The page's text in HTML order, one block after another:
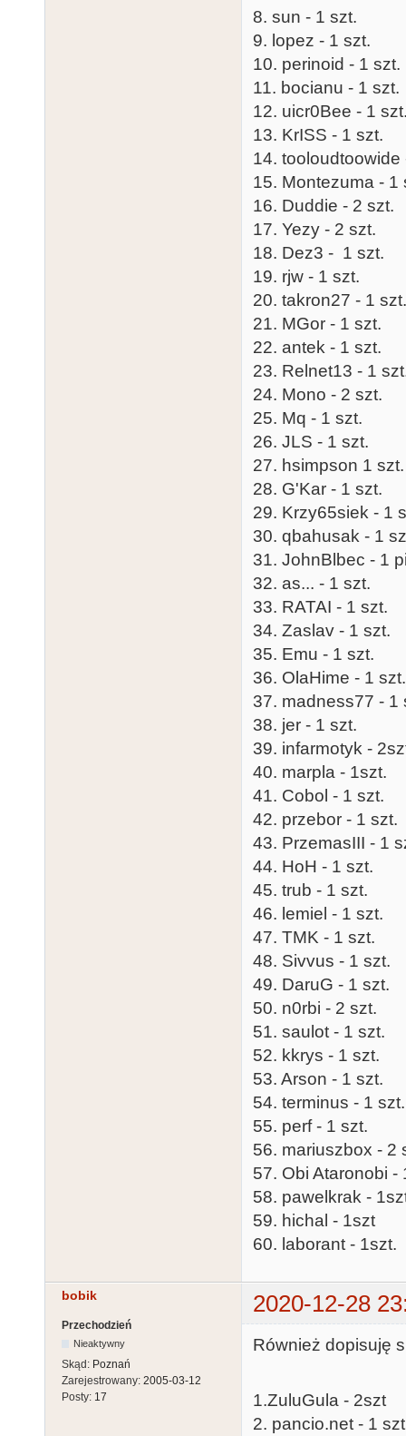
8. sun - 1 szt.
9. lopez - 1 szt.
10. perinoid - 1 szt.
11. bocianu - 1 szt.
12. uicr0Bee - 1
13. KrISS - 1 szt.
14. tooloudtoowide
15. Montezuma - 1
16. Duddie - 2 szt.
17. Yezy - 2 szt.
18. Dez3 - 1 szt.
19. rjw - 1 szt.
20. takron27 - 1 szt.
21. MGor - 1 szt.
22. antek - 1 szt.
23. Relnet13 - 1
24. Mono - 2 szt.
25. Mq - 1 szt.
26. JLS - 1 szt.
27. hsimpson 1 szt.
28. G'Kar - 1 szt.
29. Krzy65siek - 1
30. qbahusak - 1
31. JohnBlbec - 1
32. as... - 1 szt.
33. RATAI - 1 szt.
34. Zaslav - 1 szt.
35. Emu - 1 szt.
36. OlaHime - 1 szt.
37. madness77 - 1
38. jer - 1 szt.
39. infarmotyk -
40. marpla - 1szt.
41. Cobol - 1 szt.
42. przebor - 1 szt.
43. PrzemasIII - 1
44. HoH - 1 szt.
45. trub - 1 szt.
46. lemiel - 1 szt.
47. TMK - 1 szt.
48. Sivvus - 1 szt.
49. DaruG - 1 szt.
50. n0rbi - 2 szt.
51. saulot - 1 szt.
52. kkrys - 1 szt.
53. Arson - 1 szt.
54. terminus - 1 szt.
55. perf - 1 szt.
56. mariuszbox - 2
57. Obi Ataronobi -
58. pawelkrak -
59. hichal - 1szt
60. laborant - 1szt.
bobik 2020-12-28
Przechodzień
Nieaktywny
Skąd: Poznań
Zarejestrowany: 2005-03-12
Posty: 17
Również dopisuję
1.ZuluGula - 2szt
2. pancio.net - 1